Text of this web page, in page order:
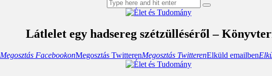
Látlelet egy hadsereg szétzülléséről –
Megosztás FacebookonMegosztás TwitterenMegosztás TwitterenElküld emailben